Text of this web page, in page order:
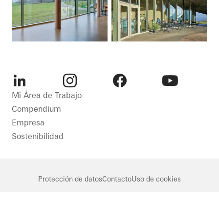
LinkedIn Instagram
Mi Área de Trabajo
Compendium
Empresa
Sostenibilidad
Protección de datosContactoUso de cookies